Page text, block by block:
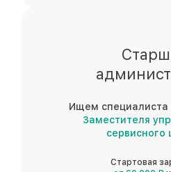
Ищем специалиста
Заместителя
сервисного
Стартовая